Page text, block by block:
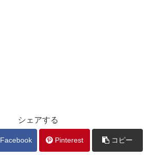
シェアする
Facebook Pinterest コピー